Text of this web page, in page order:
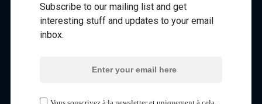
Subscribe to our mailing list and get
interesting stuff and updates to your email
inbox.